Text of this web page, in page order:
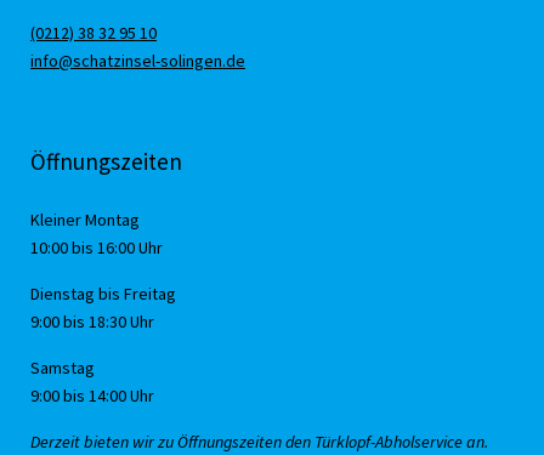
(0212) 38 32 95 10
info@schatzinsel-solingen.de
Öffnungszeiten
Kleiner Montag
10:00 bis 16:00 Uhr
Dienstag bis Freitag
9:00 bis 18:30 Uhr
Samstag
9:00 bis 14:00 Uhr
Derzeit bieten wir zu Öffnungszeiten den Türklopf-Abholservice an.